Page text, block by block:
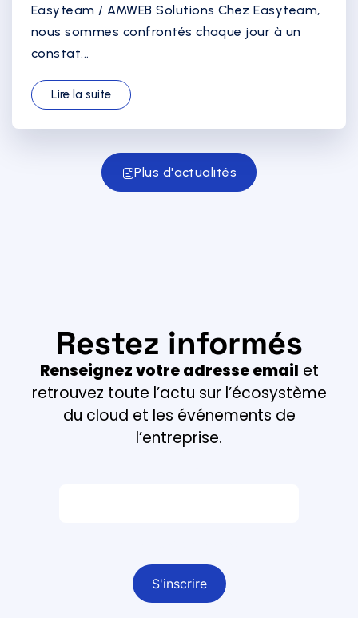
Easyteam / AMWEB Solutions Chez Easyteam,
nous sommes confrontés chaque jour à un
constat...
Lire la suite
Plus d'actualités
Restez informés
Renseignez votre adresse email et
retrouvez toute l’actu sur l’écosystème
du cloud et les événements de
l’entreprise.